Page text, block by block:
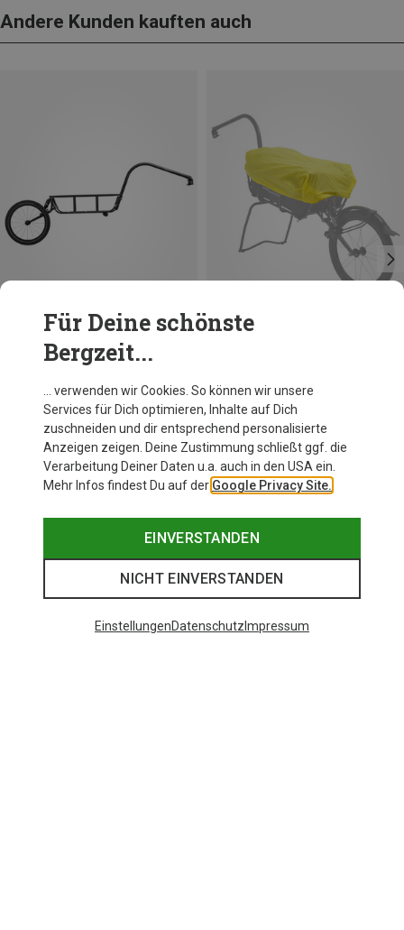
Andere Kunden kauften auch
Tout Terrain
Mule Lastenanhänger
748,95 €
Für Deine schönste
Bergzeit...
… verwenden wir Cookies. So können wir unsere
Services für Dich optimieren, Inhalte auf Dich
zuschneiden und dir entsprechend personalisierte
Anzeigen zeigen. Deine Zustimmung schließt ggf. die
Verarbeitung Deiner Daten u.a. auch in den USA ein.
Mehr Infos findest Du auf der Google Privacy Site.
EINVERSTANDEN
NICHT EINVERSTANDEN
EinstellungenDatenschutz Impressum